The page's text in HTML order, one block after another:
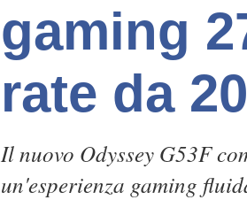
gaming
rate da
Il nuovo Odyssey G53F
un'esperienza gaming